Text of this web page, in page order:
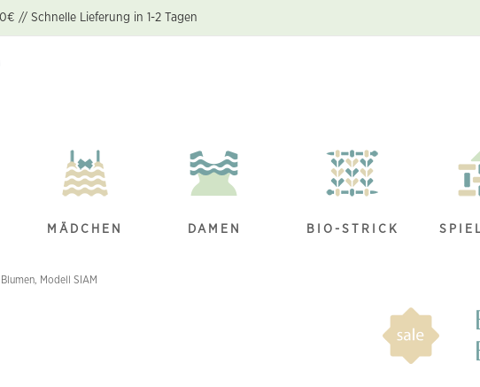
// Schnelle Lieferung in 1-2 Tagen
MÄDCHEN DAMEN BIO-STRICK
Modell SIAM